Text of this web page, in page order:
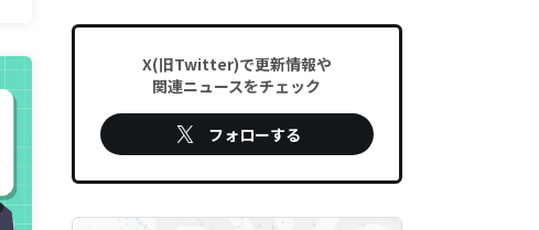
X(旧Twitter)で更新情報や
関連ニュースをチェック
フォローする